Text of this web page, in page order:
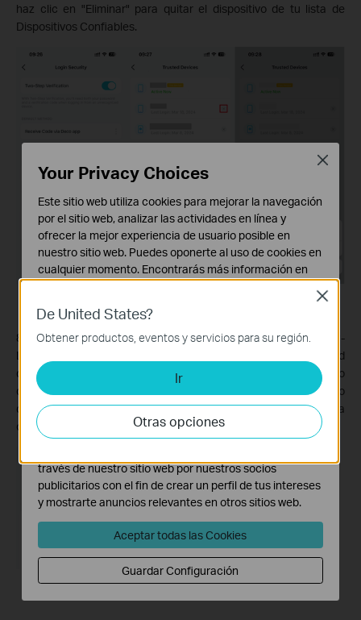
haz clic en "Eliminar" para quitar el dispositivo de tu lista de
Dispositivos Confiables.
8. Para revisar los dispositivos conectados a tu cuenta de TP-
Link, por favor ve a "Seguridad de inicio de sesión" > "Actividad
de Inicio de Sesión". Aquí podrás ver la ubicación y hora de inicio
de sesión de cada dispositivo. Si encuentras un dispositivo
desconocido en la lista, por favor cambia la contraseña de la
cuenta de TP-Link.
De United States?
Obtener productos, eventos y servicios para su región.
Ir
Otras opciones
Close
Your Privacy Choices
Este sitio web utiliza cookies para mejorar la navegación
por el sitio web, analizar las actividades en línea y
ofrecer la mejor experiencia de usuario posible en
nuestro sitio web. Puedes oponerte al uso de cookies en
cualquier momento. Encontrarás más información en
Cookies Básicas
Estas cookies son necesarias para el funcionamiento
del sitio web y no pueden desactivarse en tu sistema.
Cookies de Análisis y de Marketing
Las cookies de análisis nos permiten analizar tus
actividades en nuestro sitio web con el fin de mejorar y
adaptar la funcionalidad del mismo.
través de nuestro sitio web por nuestros socios
publicitarios con el fin de crear un perfil de tus intereses
y mostrarte anuncios relevantes en otros sitios web.
Aceptar todas las Cookies
Guardar Configuración
Close